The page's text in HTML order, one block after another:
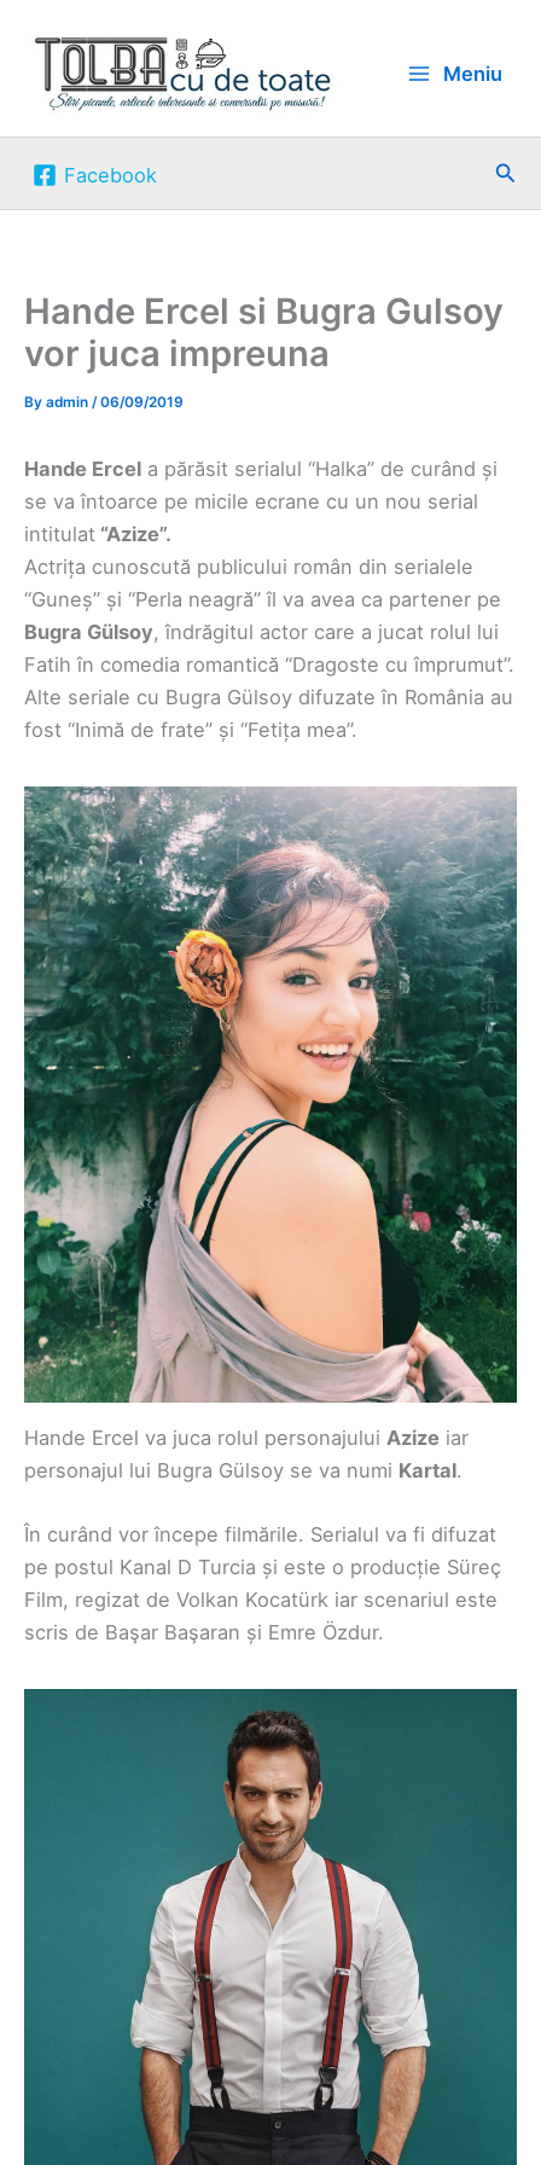
content
Meniu
Facebook
Hande Ercel si Bugra Gulsoy
vor juca impreuna
By admin /06/09/2019
Hande Ercel a părăsit serialul “Halka” de curând și
se va întoarce pe micile ecrane cu un nou serial
intitulat “Azize”.
Actrița cunoscută publicului român din serialele
“Guneș” și “Perla neagră” îl va avea ca partener pe
Bugra Gülsoy, îndrăgitul actor care a jucat rolul lui
Fatih în comedia romantică “Dragoste cu împrumut”.
Alte seriale cu Bugra Gülsoy difuzate în România au
fost “Inimă de frate” și “Fetița mea”.
Hande Ercel va juca rolul personajului Azize iar
personajul lui Bugra Gülsoy se va numi Kartal.
În curând vor începe filmările. Serialul va fi difuzat
pe postul Kanal D Turcia și este o producție Süreç
Film, regizat de Volkan Kocatürk iar scenariul este
scris de Başar Başaran și Emre Özdur.